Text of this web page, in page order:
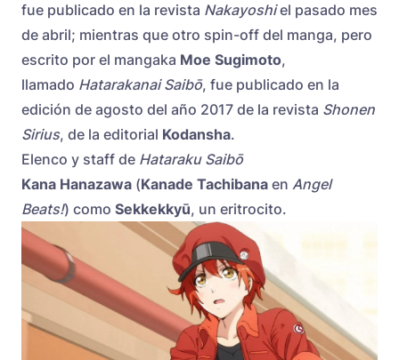
fue publicado en la revista Nakayoshiel pasado mes
de abril; mientras que otro spin-off del manga, pero
escrito por el mangaka Moe Sugimoto,
llamado Hatarakanai Saibō, fue publicado en la
edición de agosto del año 2017 de la revista Shonen
Sirius, de la editorial Kodansha.
Elenco y staff de Hataraku Saibō
Kana Hanazawa (Kanade Tachibana en Angel
Beats!) como Sekkekkyū, un eritrocito.